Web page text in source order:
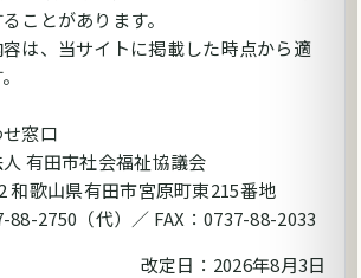
ことがあります。
は、当サイトに掲載した時点から適
窓口
有田市社会福祉協議会
和歌山県有田市宮原町東215番地
88-2750（代）／ FAX：0737-88-2033
改定日：2026年8月3日